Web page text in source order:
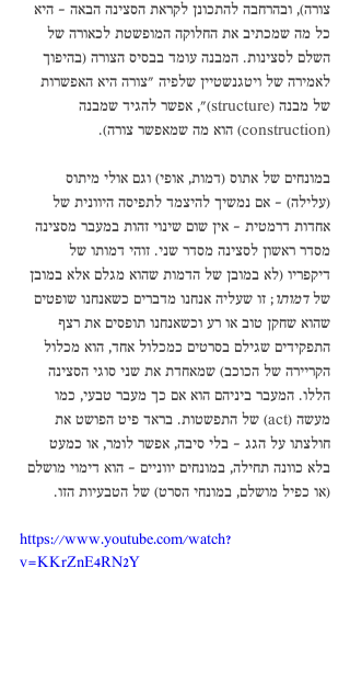
צורה), ובהרחבה להתכונן לקראת הסצינה הבאה - היא
כל מה שמכתיב את החלוקה המופשטת לכאורה של
השלם לסצינות. המבנה עומד בבסיס הצורה (בהיפוך
לאמירה של ויטגנשטיין שלפיה "צורה היא האפשרות
של מבנה (structure)", אפשר להגיד שמבנה
(construction) הוא מה שמאפשר צורה).
במונחים של אתוס (דמות, אופי) וגם אולי מיתוס
(עלילה) – אם נמשיך להיצמד לתפיסה היוונית של
אחדות דרמטית – אין שום שינוי זהות במעבר מסצינה
מסדר ראשון לסצינה מסדר שני. זוהי דמותו של
דיקפריו (לא במובן של הדמות שהוא מגלם אלא במובן
של דמותו; זו שעליה אנחנו מדברים כשאנחנו שופטים
שהוא שחקן טוב או רע וכשאנחנו תופסים את רצף
התפקידים שגילם בסרטים כמכלול אחד, הוא מכלול
הקריירה של הכוכב) שמאחדת את שני סוגי הסצינה
הללו. המעבר ביניהם הוא אם כך מעבר טבעי, כמו
מעשה (act) של התפשטות. בראד פיט הפושט את
חולצתו על הגג – בלי סיבה, אפשר לומר, או כמעט
בלא כוונה תחילה, במונחים יווניים – הוא דימוי מושלם
(או כפיל מושלם, במונחי הסרט) של הטבעיות הזו.
https://www.youtube.com/watch?
v=KKrZnE4RN2Y